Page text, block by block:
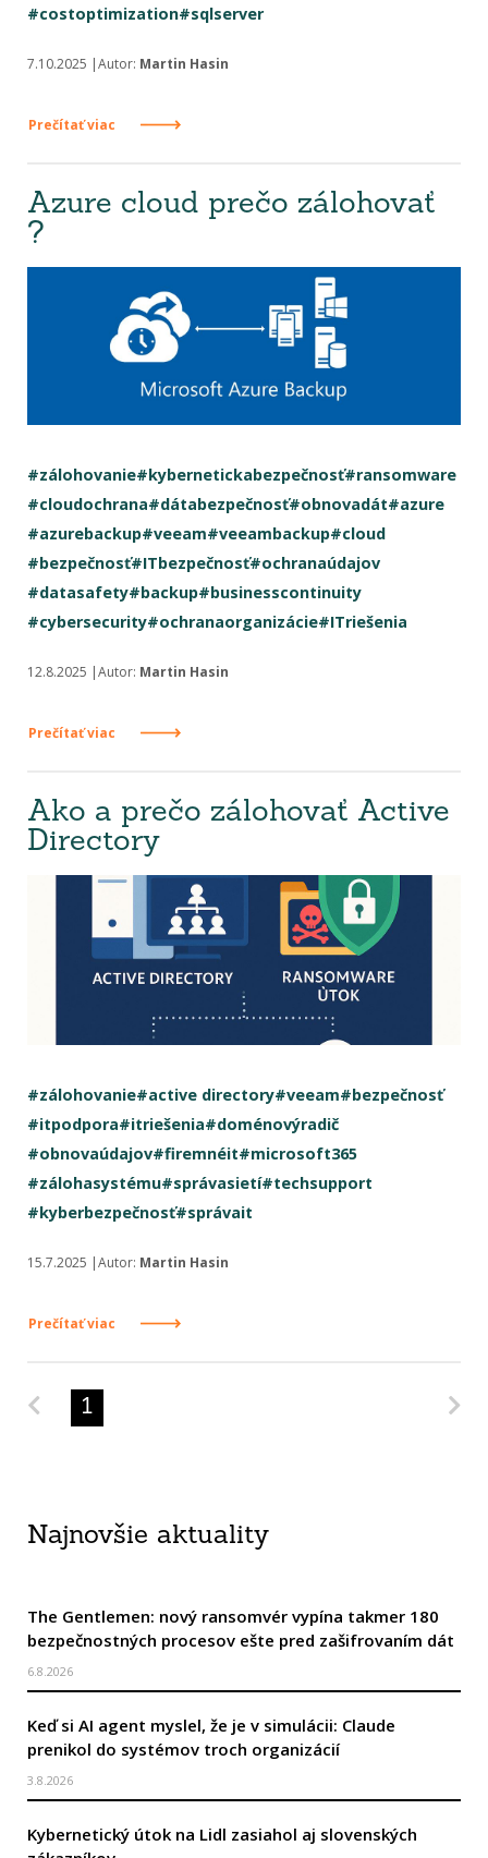
#costoptimization#sqlserver
7.10.2025 |Autor: Martin Hasin
Prečítať viac
Azure cloud prečo zálohovať
?
#zálohovanie#kybernetickabezpečnosť#ransomware
#cloudochrana#dátabezpečnosť#obnovadát#azure
#azurebackup#veeam#veeambackup#cloud
#bezpečnosť#ITbezpečnosť#ochranaúdajov
#datasafety#backup#businesscontinuity
#cybersecurity#ochranaorganizácie#ITriešenia
12.8.2025 |Autor: Martin Hasin
Prečítať viac
Ako a prečo zálohovať Active
Directory
#zálohovanie#active directory#veeam#bezpečnosť
#itpodpora#itriešenia#doménovýradič
#obnovaúdajov#firemnéit#microsoft365
#zálohasystému#správasietí#techsupport
#kyberbezpečnosť#správait
15.7.2025 |Autor: Martin Hasin
Prečítať viac
Predchádzajúca strana
1
Najnovšie aktuality
The Gentlemen: nový ransomvér vypína takmer 180
bezpečnostných procesov ešte pred zašifrovaním dát
6.8.2026
Keď si AI agent myslel, že je v simulácii: Claude
prenikol do systémov troch organizácií
3.8.2026
Kybernetický útok na Lidl zasiahol aj slovenských